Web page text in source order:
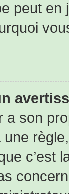
peut en
a son
c’est